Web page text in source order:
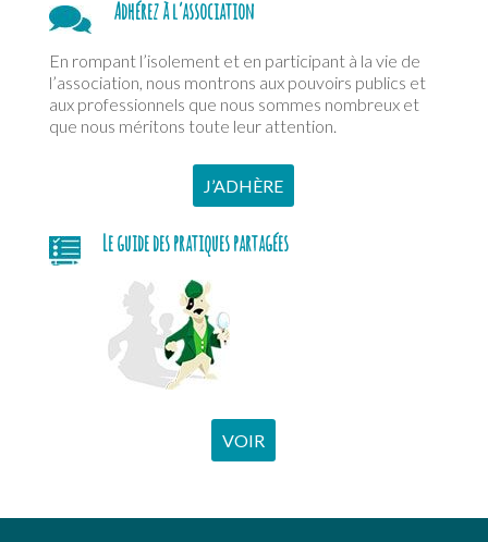
Adhérez à l’association
En rompant l’isolement et en participant à la vie de
l’association, nous montrons aux pouvoirs publics et
aux professionnels que nous sommes nombreux et
que nous méritons toute leur attention.
J’ADHÈRE
Le guide des pratiques partagées
VOIR